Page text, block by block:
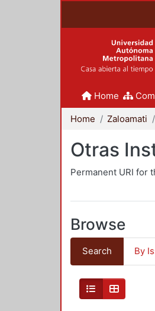
Home
Home Zaloamati
Otras
Permanent URI for
Browse
Search By